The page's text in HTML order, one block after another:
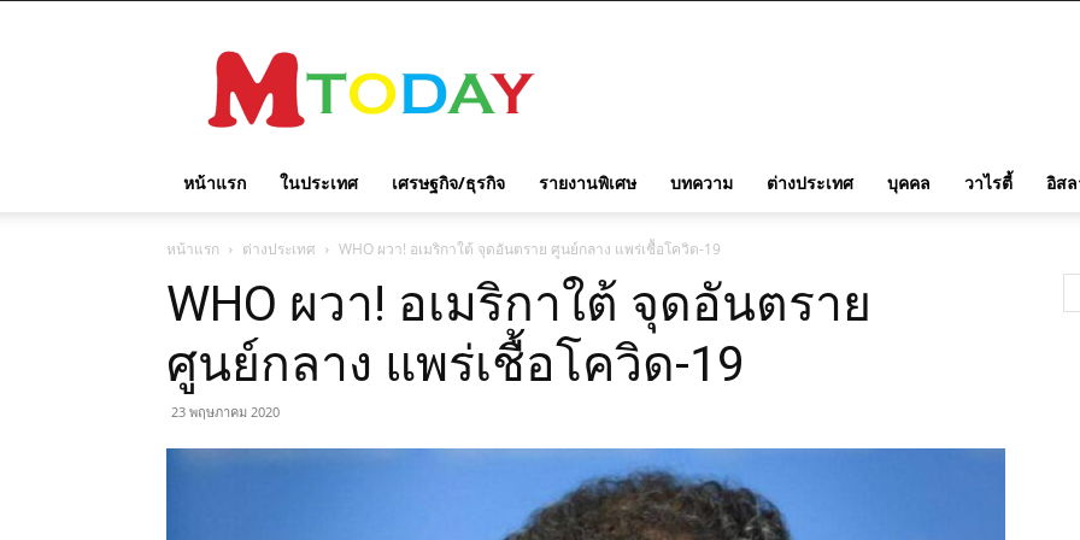
TODAY
หน้าแรก ในประเทศ เศรษฐกิจ/ธุรกิจ รายงานพิเศษ บทความ ต่างประเทศ บุคคล วาไรตี้ อิส
หน้าแรก ต่างประเทศ WHO ผวา! อเมริกาใต้ จุดอันตราย ศูนย์กลาง แพร่เชื้อโควิด-19
WHO ผวา! อเมริกาใต้ จุดอันตราย
ศูนย์กลาง แพร่เชื้อโควิด-19
23 พฤษภาคม 2020